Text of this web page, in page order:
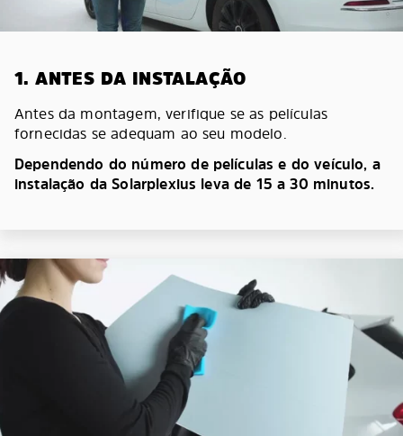
1. ANTES DA INSTALAÇÃO
Antes da montagem, verifique se as películas
fornecidas se adequam ao seu modelo.
Dependendo do número de películas e do veículo, a
instalação da Solarplexius leva de 15 a 30 minutos.